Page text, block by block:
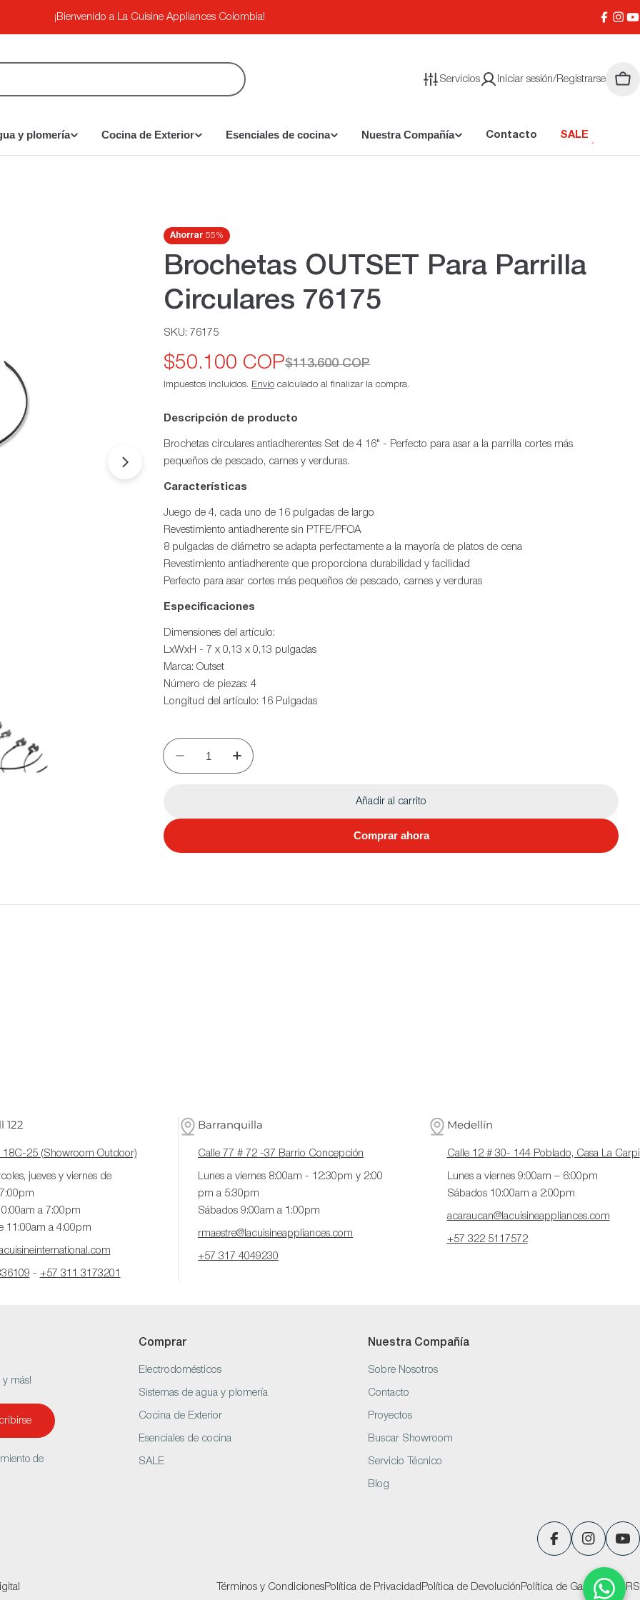
¡Bienvenido a La Cuisine Appliances Colombia!
Servicios Iniciar sesión/Registrarse
y plomería Cocina de Exterior Esenciales de cocina Nuestra Compañía Contacto SALE
Abrir medios 1 en modal
Ahorrar 55%
Brochetas OUTSET Para Parrilla
Circulares 76175
SKU: 76175
Precio
de
oferta
$50.100 COP
Precio
habitual
$113.600 COP
Impuestos incluidos. Envío calculado al finalizar la compra.
Descripción de producto
Brochetas circulares antiadherentes Set de 4 16" - Perfecto para asar a la parrilla cortes más
pequeños de pescado, carnes y verduras.
Características
Juego de 4, cada uno de 16 pulgadas de largo
Revestimiento antiadherente sin PTFE/PFOA
8 pulgadas de diámetro se adapta perfectamente a la mayoría de platos de cena
Revestimiento antiadherente que proporciona durabilidad y facilidad
Perfecto para asar cortes más pequeños de pescado, carnes y verduras
Especificaciones
Dimensiones del artículo:
LxWxH - 7 x 0,13 x 0,13 pulgadas
Marca: Outset
Número de piezas: 4
Longitud del artículo: 16 Pulgadas
Añadir al carrito
Comprar ahora
122
18C-25 (Showroom Outdoor)
jueves y viernes de
a 7:00pm
11:00am a 4:00pm
- +57 311 3173201
Barranquilla
Calle 77 # 72 -37 Barrio Concepción
Lunes a viernes 8:00am - 12:30pm y 2:00
pm a 5:30pm
Sábados 9:00am a 1:00pm
rmaestre@lacuisineappliances.com
+57 317 4049230
Medellín
Calle 12 # 30- 144 Poblado, Casa La Carpi
Lunes a viernes 9:00am – 6:00pm
Sábados 10:00am a 2:00pm
acaraucan@lacuisineappliances.com
+57 322 5117572
y más!
de
Comprar
Electrodomésticos
Sistemas de agua y plomería
Cocina de Exterior
Esenciales de cocina
SALE
Nuestra Compañía
Sobre Nosotros
Contacto
Proyectos
Buscar Showroom
Servicio Técnico
Blog
FacebookInstagram
Términos y CondicionesPolítica de Privacidad Política de Devolución Política de Garantías PQRS